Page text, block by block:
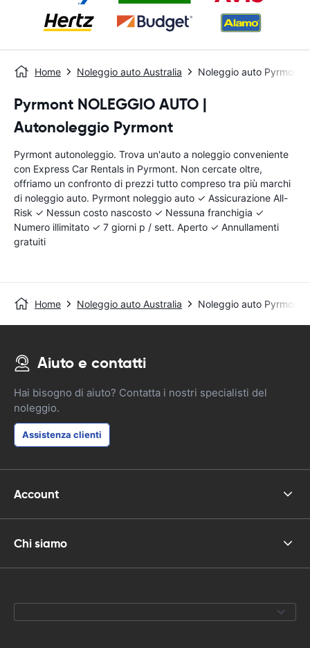
Home Noleggio auto Australia Noleggio auto Pyrmont
Pyrmont NOLEGGIO AUTO |
Autonoleggio Pyrmont
Pyrmont autonoleggio. Trova un'auto a noleggio conveniente
con Express Car Rentals in Pyrmont. Non cercate oltre,
offriamo un confronto di prezzi tutto compreso tra più marchi
di noleggio auto. Pyrmont noleggio auto ✓ Assicurazione All-
Risk ✓ Nessun costo nascosto ✓ Nessuna franchigia ✓
Numero illimitato ✓ 7 giorni p / sett. Aperto ✓ Annullamenti
gratuiti
Home Noleggio auto Australia Noleggio auto Pyrmont
Aiuto e contatti
Hai bisogno di aiuto? Contatta i nostri specialisti del
noleggio.
Assistenza clienti
Account
Chi siamo